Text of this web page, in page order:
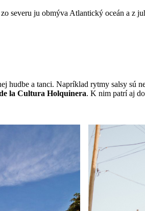
severu ju obmýva Atlantický oceán a z
hudbe a tanci. Napríklad rytmy salsy
la Cultura Holquinera. K nim patrí aj